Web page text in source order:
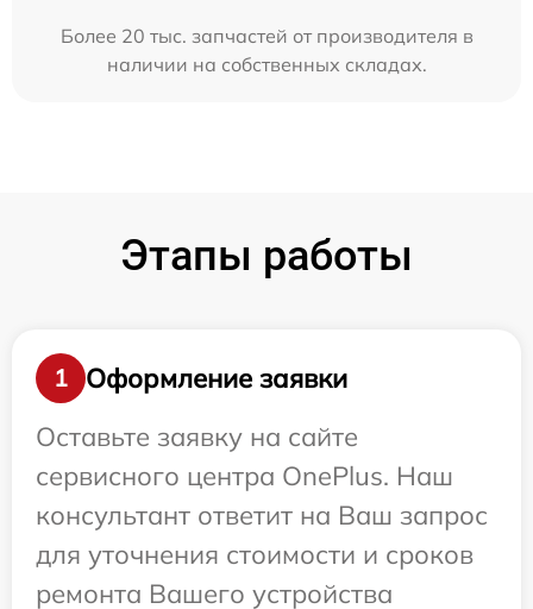
Более 20 тыс. запчастей от производителя в
наличии на собственных складах.
Этапы работы
1
Оформление заявки
Оставьте заявку на сайте
сервисного центра OnePlus. Наш
консультант ответит на Ваш запрос
для уточнения стоимости и сроков
ремонта Вашего устройства